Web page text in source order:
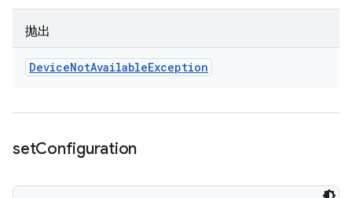
抛出
DeviceNotAvailableException
setConfiguration